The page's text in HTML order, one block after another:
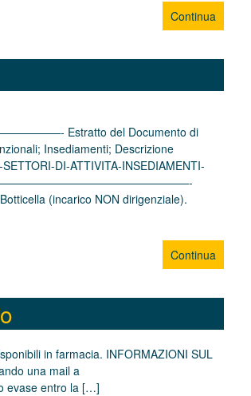
Continua
del Documento di
Insediamenti; Descrizione
DI-ATTIVITA-INSEDIAMENTI-
(incarico NON dirigenziale).
Continua
in farmacia. INFORMAZIONI SUL
una mail a
evase entro la […]